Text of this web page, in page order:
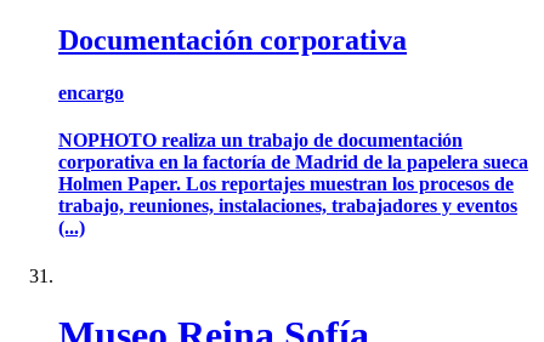
Documentación corporativa
encargo
NOPHOTO realiza un trabajo de documentación
corporativa en la factoría de Madrid de la papelera sueca
Holmen Paper. Los reportajes muestran los procesos de
trabajo, reuniones, instalaciones, trabajadores y eventos
(...)